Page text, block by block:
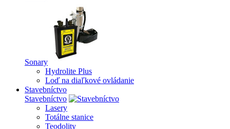
Sonary
Hydrolite Plus
Loď na diaľkové ovládanie
Stavebníctvo
Stavebníctvo
Lasery
Totálne stanice
Teodolity